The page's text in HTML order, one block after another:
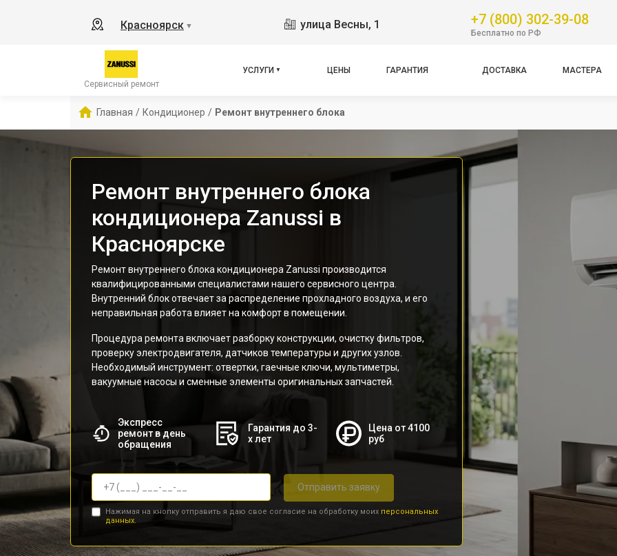
Красноярск ▼ улица Весны, 1 +7 (800) 302-39-08
Бесплатно по РФ
Сервисный ремонт
УСЛУГИ ЦЕНЫ ГАРАНТИЯ ДОСТАВКА МАСТЕРА
Главная / Кондиционер / Ремонт внутреннего блока
Ремонт внутреннего блока
кондиционера Zanussi в
Красноярске
Ремонт внутреннего блока кондиционера Zanussi производится
квалифицированными специалистами нашего сервисного центра.
Внутренний блок отвечает за распределение прохладного воздуха, и его
неправильная работа влияет на комфорт в помещении.
Процедура ремонта включает разборку конструкции, очистку фильтров,
проверку электродвигателя, датчиков температуры и других узлов.
Необходимый инструмент: отвертки, гаечные ключи, мультиметры,
вакуумные насосы и сменные элементы оригинальных запчастей.
Экспресс
ремонт в день
обращения
Гарантия до 3-
х лет
Цена от 4100
руб
Отправить заявку
Нажимая на кнопку отправить я даю свое согласие на обработку моих персональных
данных.